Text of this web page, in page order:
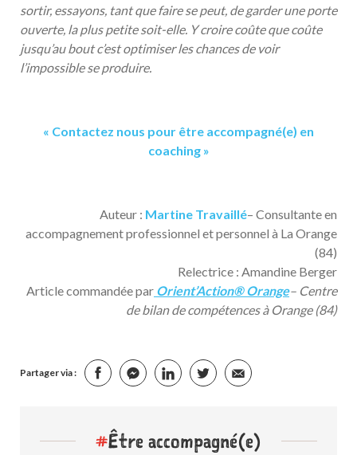
sortir, essayons, tant que faire se peut, de garder une porte
ouverte, la plus petite soit-elle. Y croire coûte que coûte
jusqu’au bout c’est optimiser les chances de voir
l’impossible se produire.
« Contactez nous pour être accompagné(e) en
coaching »
Auteur : Martine Travaillé– Consultante en
accompagnement professionnel et personnel à La Orange
(84)
Relectrice : Amandine Berger
Article commandée par Orient’Action® Orange– Centre
de bilan de compétences à Orange (84)
Partager via :
#Être accompagné(e)